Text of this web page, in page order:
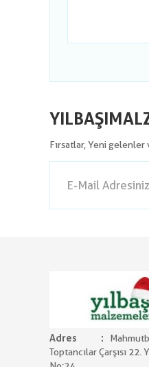
Fırsatlar, Yeni
Adres
Toptancılar Çarşısı 22.